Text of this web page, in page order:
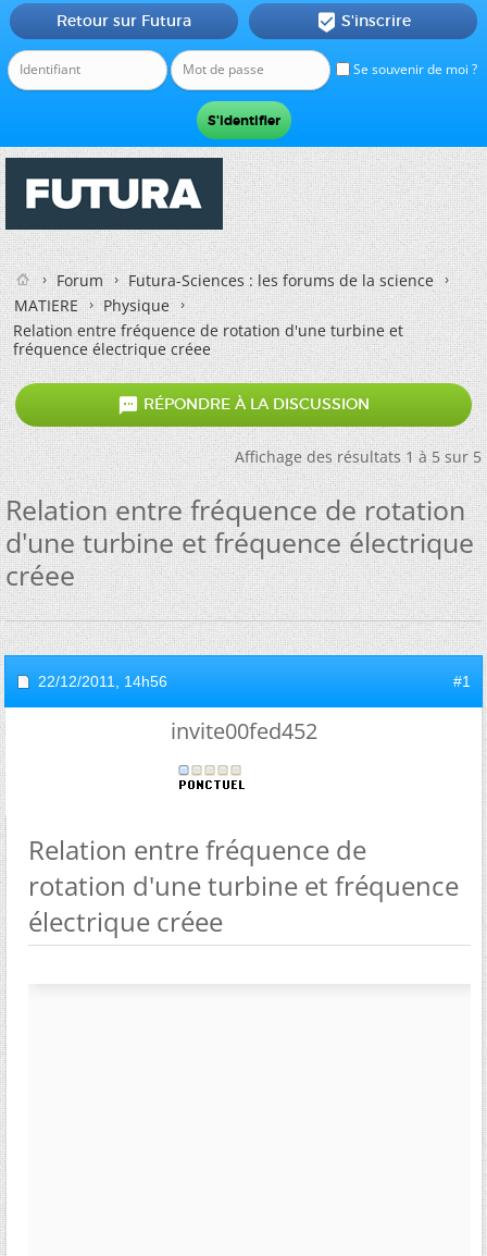
Se souvenir de moi ?
Retour sur Futura  S'inscrire
Forum
Futura-Sciences : les forums de la science
MATIERE
Physique
Relation entre fréquence de rotation d'une turbine et
fréquence électrique créee
 RÉPONDRE À LA DISCUSSION
Affichage des résultats 1 à 5 sur 5
Relation entre fréquence de rotation
d'une turbine et fréquence électrique
créee
22/12/2011, 14h56 #1
invite00fed452
Relation entre fréquence de
rotation d'une turbine et fréquence
électrique créee